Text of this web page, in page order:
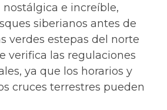
e increíble,
siberianos antes de
verdes estepas del norte
verifica las regulaciones
ya que los horarios y
cruces terrestres pueden